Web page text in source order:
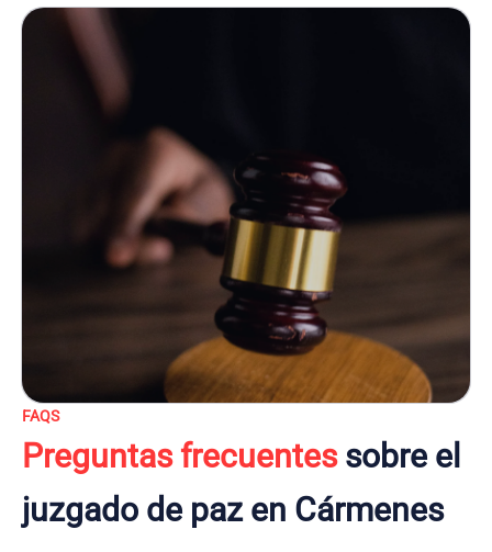
FAQS
Preguntas frecuentessobre el
juzgado de paz en Cármenes